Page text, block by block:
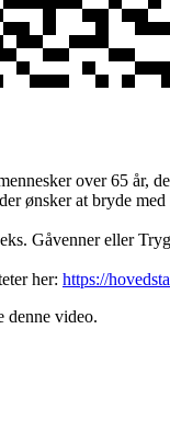
over 65 år,
ønsker at bryde
Gåvenner eller
her: https://
denne video.